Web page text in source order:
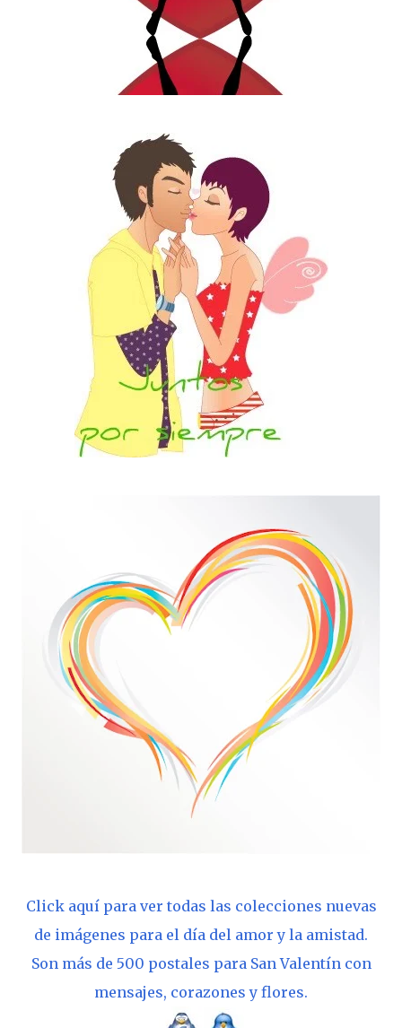
Click aquí para ver todas las colecciones nuevas
de imágenes para el día del amor y la amistad.
Son más de 500 postales para San Valentín con
mensajes, corazones y flores.